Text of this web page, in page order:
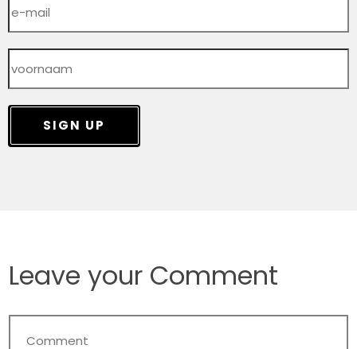
SIGN UP
Leave your Comment